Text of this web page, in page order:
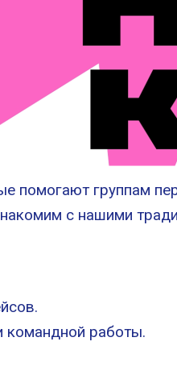
помогают группам
с нашими
командной работы.